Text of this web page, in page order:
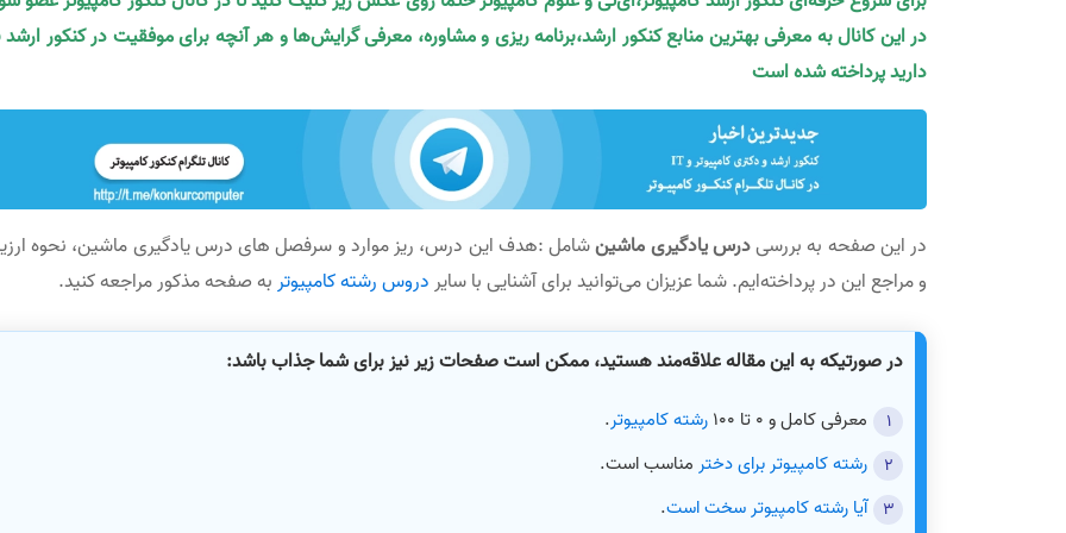
در این کانال به معرفی بهترین منابع کنکور ارشد،برنامه ریزی و مشاوره، معرفی گرایش‌ها و هر آنچه برای موفقیت در کنکور ارشد
دارید پرداخته شده است
در این صفحه به بررسیدر‌س یادگیری ماشینشامل :هدف این درس، ریز موارد و سرفصل های درس یادگیری ماشین، نحوه
و مراجع این در پرداخته‌ایم. شما عزیزان می‌توانید برای آشنایی با سایر دروس رشته کامپیوتربه صفحه مذکور مراجعه کنید.
در صورتیکه به این مقاله علاقه‌مند هستید، ممکن است صفحات زیر نیز برای شما جذاب باشد:
معرفی کامل و 0 تا 100 رشته کامپیوتر.
رشته کامپیوتر برای دختر مناسب است.
آیا رشته کامپیوتر سخت است.